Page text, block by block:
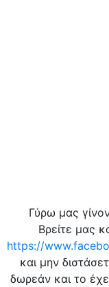
Γύρω μας
Βρείτε μας
https://
και μην
δωρεάν και το